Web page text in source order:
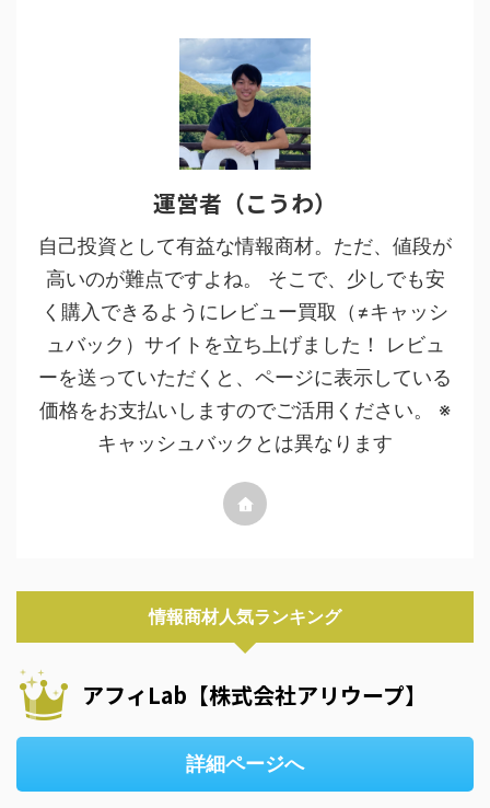
運営者（こうわ）
自己投資として有益な情報商材。ただ、値段が
高いのが難点ですよね。 そこで、少しでも安
く購入できるようにレビュー買取（≠キャッシ
ュバック）サイトを立ち上げました！ レビュ
ーを送っていただくと、ページに表示している
価格をお支払いしますのでご活用ください。 ※
キャッシュバックとは異なります
情報商材人気ランキング
アフィLab【株式会社アリウープ】
詳細ページへ